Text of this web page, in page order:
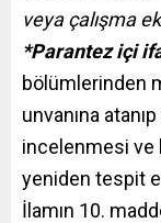
veya çalışma
*Parantez içi
bölümlerinden
unvanına atanıp
incelenmesi ve
yeniden tespit
İlamın 10.